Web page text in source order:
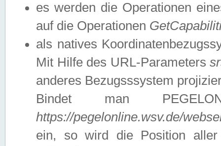
es werden die Operationen
auf die Operationen
als natives
Mit Hilfe des URL-Parameters
anderes Bezugsssystem
Bindet man
https://pegelonline.wsv.de/
ein, so wird die Position